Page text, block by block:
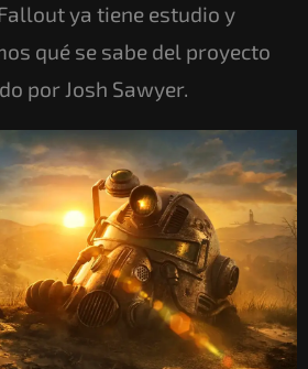
ya tiene estudio y
qué se sabe del proyecto
por Josh Sawyer.